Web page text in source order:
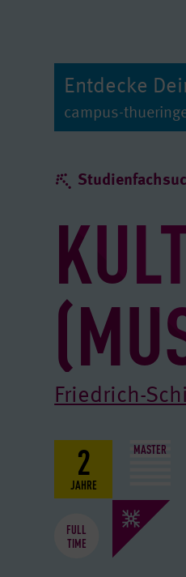
Entdecke
campus-
Friedrich-
2
JAHRE
MASTER
FULL
TIME